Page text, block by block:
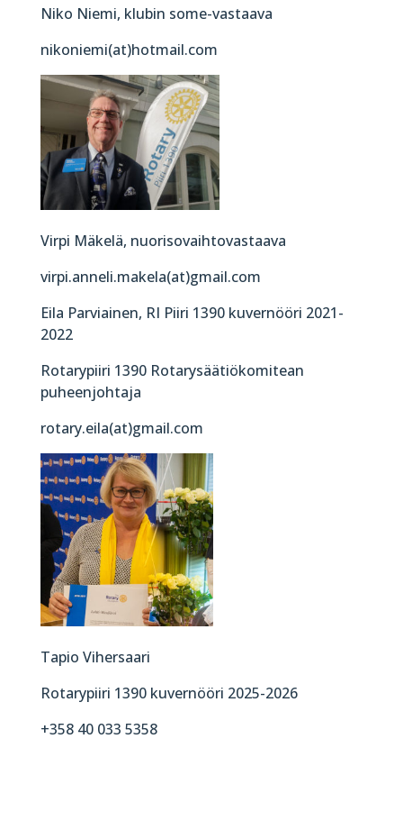
Niko Niemi, klubin some-vastaava
nikoniemi(at)hotmail.com
Virpi Mäkelä, nuorisovaihtovastaava
virpi.anneli.makela(at)gmail.com
Eila Parviainen, RI Piiri 1390 kuvernööri 2021-
2022
Rotarypiiri 1390 Rotarysäätiökomitean
puheenjohtaja
rotary.eila(at)gmail.com
Tapio Vihersaari
Rotarypiiri 1390 kuvernööri 2025-2026
+358 40 033 5358